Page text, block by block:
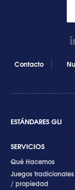
Contacto
ESTÁNDARES GLI
SERVICIOS
Qué Hacemos
Juegos
/ propiedad